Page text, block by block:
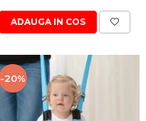
ADAUGA IN COS
-20%